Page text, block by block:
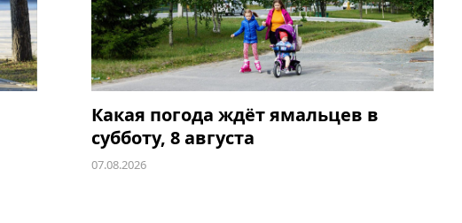
Какая погода ждёт ямальцев в
субботу, 8 августа
07.08.2026